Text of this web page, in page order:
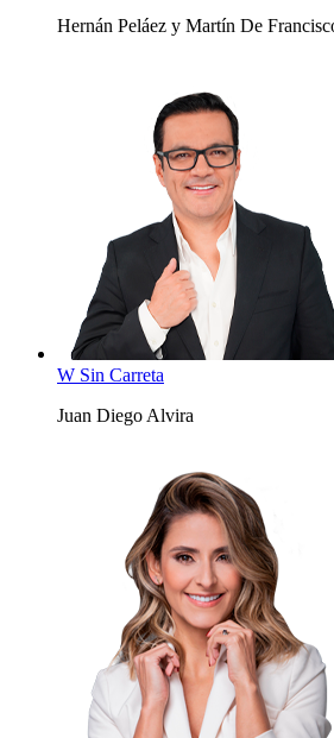
Hernán Peláez y Martín De
W Sin Carreta
Juan Diego Alvira